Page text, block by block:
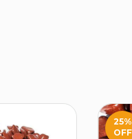
25%
OFF